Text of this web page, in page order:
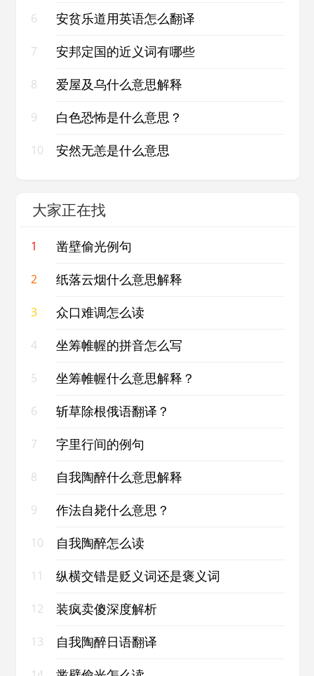
6 安贫乐道用英语怎么翻译
7 安邦定国的近义词有哪些
8 爱屋及乌什么意思解释
9 白色恐怖是什么意思？
10 安然无恙是什么意思
大家正在找
1 凿壁偷光例句
2 纸落云烟什么意思解释
3 众口难调怎么读
4 坐筹帷幄的拼音怎么写
5 坐筹帷幄什么意思解释？
6 斩草除根俄语翻译？
7 字里行间的例句
8 自我陶醉什么意思解释
9 作法自毙什么意思？
10 自我陶醉怎么读
11 纵横交错是贬义词还是褒义词
12 装疯卖傻深度解析
13 自我陶醉日语翻译